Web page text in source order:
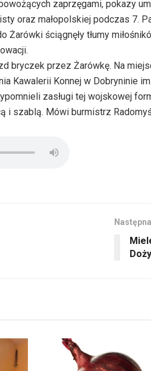
zaprzęgami, pokazy
oraz małopolskiej podczas 7.
Żarówki ściągnęły tłumy
bryczek przez Żarówkę. Na
Kawalerii Konnej w Dobryninie
zasługi tej wojskowej
i szablą. Mówi burmistrz